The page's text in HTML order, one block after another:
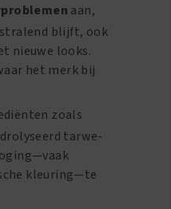
aan,
blijft, ook
nieuwe looks.
het merk bij
zoals
tarwe-
kleuring—te